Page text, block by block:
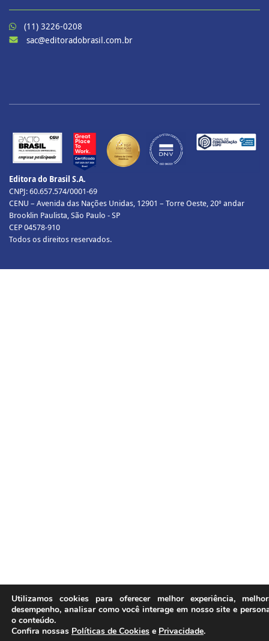
(11) 3226-0208
sac@editoradobrasil.com.br
Editora do Brasil S.A.
CNPJ: 60.657.574/0001-69
CENU – Avenida das Nações Unidas, 12901 – Torre Oeste, 20º andar
Brooklin Paulista, São Paulo - SP
CEP 04578-910
Todos os direitos reservados.
Utilizamos cookies para oferecer melhor experiência,
desempenho, analisar como você interage em nosso site e
o conteúdo.
Confira nossas Políticas de Cookies e Privacidade.